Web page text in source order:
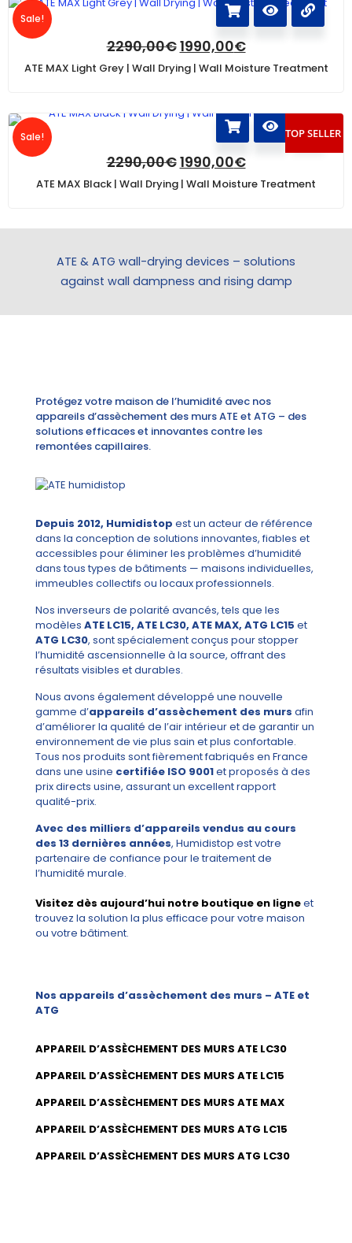
Sale!
2290,00€1990,00€
ATE MAX Light Grey | Wall Drying | Wall Moisture Treatment
Sale! TOP SELLER
2290,00€1990,00€
ATE MAX Black | Wall Drying | Wall Moisture Treatment
ATE & ATG wall-drying devices – solutions
against wall dampness and rising damp
Protégez votre maison de l’humidité avec nos
appareils d’assèchement des murs ATE et ATG – des
solutions efficaces et innovantes contre les
remontées capillaires.
Depuis 2012, Humidistop est un acteur de référence
dans la conception de solutions innovantes, fiables et
accessibles pour éliminer les problèmes d’humidité
dans tous types de bâtiments — maisons individuelles,
immeubles collectifs ou locaux professionnels.
Nos inverseurs de polarité avancés, tels que les
modèles ATE LC15, ATE LC30, ATE MAX, ATG LC15 et
ATG LC30, sont spécialement conçus pour stopper
l’humidité ascensionnelle à la source, offrant des
résultats visibles et durables.
Nous avons également développé une nouvelle
gamme d’appareils d’assèchement des murs afin
d’améliorer la qualité de l’air intérieur et de garantir un
environnement de vie plus sain et plus confortable.
Tous nos produits sont fièrement fabriqués en France
dans une usine certifiée ISO 9001et proposés à des
prix directs usine, assurant un excellent rapport
qualité-prix.
Avec des milliers d’appareils vendus au cours
des 13 dernières années, Humidistop est votre
partenaire de confiance pour le traitement de
l’humidité murale.
Visitez dès aujourd’hui notre boutique en ligneet
trouvez la solution la plus efficace pour votre maison
ou votre bâtiment.
Nos appareils d’assèchement des murs – ATE et
ATG
APPAREIL D’ASSÈCHEMENT DES MURS ATE LC30
APPAREIL D’ASSÈCHEMENT DES MURS ATE LC15
APPAREIL D’ASSÈCHEMENT DES MURS ATE MAX
APPAREIL D’ASSÈCHEMENT DES MURS ATG LC15
APPAREIL D’ASSÈCHEMENT DES MURS ATG LC30